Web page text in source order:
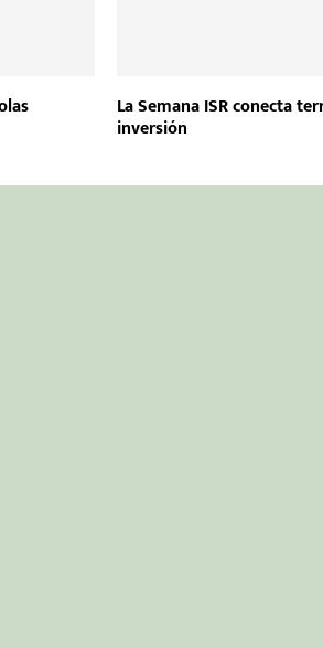
La Semana ISR conecta
inversión